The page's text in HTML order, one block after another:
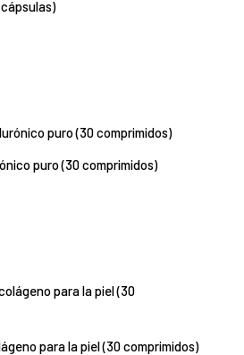
puro (30 comprimidos)
para la piel (30 comprimidos)